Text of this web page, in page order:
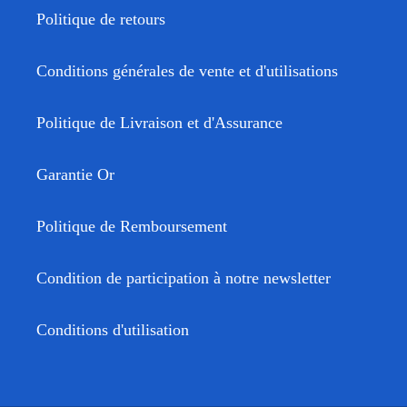
Politique de retours
Conditions générales de vente et d'utilisations
Politique de Livraison et d'Assurance
Garantie Or
Politique de Remboursement
Condition de participation à notre newsletter
Conditions d'utilisation